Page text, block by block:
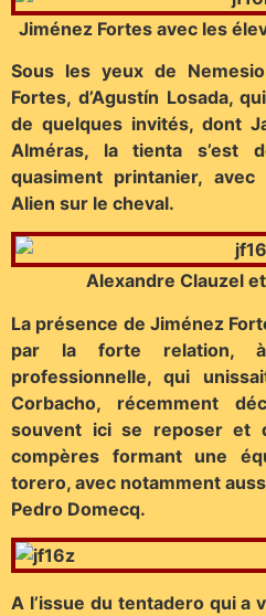
Jiménez Fortes avec les
Sous les yeux de
Fortes, d’Agustín Losada,
de quelques invités, dont
Alméras, la tienta s’est
quasiment printanier, avec
Alien sur le cheval.
Alexandre Clauzel et
La présence de Jiménez
par la forte relation,
professionnelle, qui
Corbacho, récemment
souvent ici se reposer et
compères formant une
torero, avec notamment
Pedro Domecq.
A l’issue du tentadero qui a